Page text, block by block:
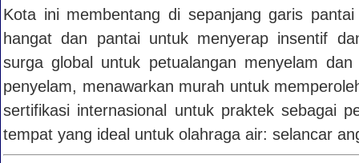
Kota ini membentang di sepanjang garis
hangat dan pantai untuk menyerap insentif
surga global untuk petualangan menyelam
penyelam, menawarkan murah untuk
sertifikasi internasional untuk praktek sebagai
tempat yang ideal untuk olahraga air: selancar